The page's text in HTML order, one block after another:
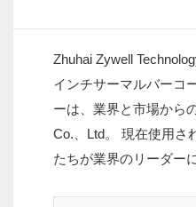
Zhuhai Zywell
インチサーマルバーコ
ーは、業界と市場から
Co.、Ltd。 現在使用さ
たちが業界のリーダー